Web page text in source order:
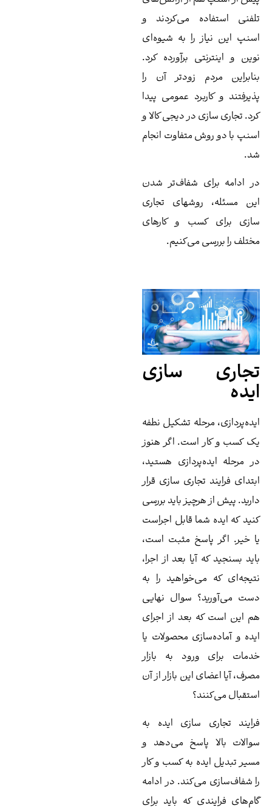
استفاده می‌کردند و
این نیاز را به شیوه‌ای
و اینترنتی برآورده کرد.
مردم زودتر آن را
و کاربرد عمومی پیدا
تجاری سازی در دیجی کالا و
با دو روش متفاوت انجام
ادامه برای شفاف‌تر شدن
مسئله، روشهای تجاری
برای کسب و کارهای
را بررسی می‌کنیم.
سازی
مرحله تشکیل نطفه
کسب و کار است. اگر هنوز
مرحله ایده‌پردازی هستید،
فرایند تجاری سازی قرار
پیش از هرچیز باید بررسی
که ایده شما قابل اجراست
خیر. اگر پاسخ مثبت است،
بسنجید که آیا بعد از اجرا،
که می‌خواهید را به
می‌آورید؟ سوال نهایی
این است که بعد از اجرای
و آماده‌سازی محصولات یا
برای ورود به بازار
آیا اعضای این بازار از آن
می‌کنند؟
تجاری سازی ایده به
بالا پاسخ می‌دهد و
تبدیل ایده به کسب و کار
شفاف‌سازی می‌کند. در ادامه
فرایندی که باید برای